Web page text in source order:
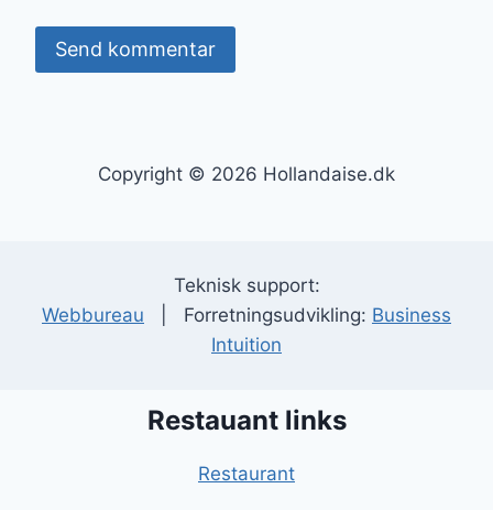
Copyright © 2026 Hollandaise.dk
Teknisk support:
Webbureau | Forretningsudvikling: Business
Intuition
Restauant links
Restaurant